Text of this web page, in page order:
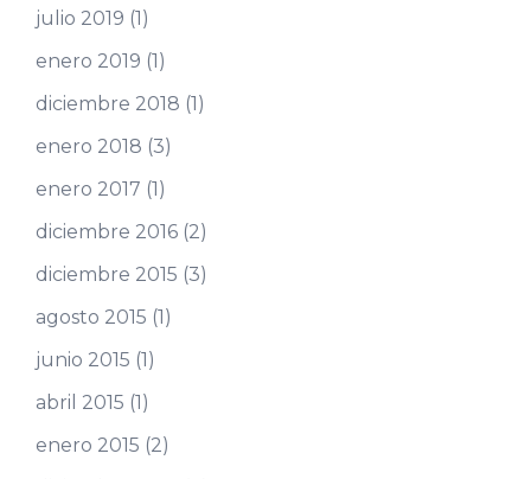
julio 2019 (1)
enero 2019 (1)
diciembre 2018 (1)
enero 2018 (3)
enero 2017 (1)
diciembre 2016 (2)
diciembre 2015 (3)
agosto 2015 (1)
junio 2015 (1)
abril 2015 (1)
enero 2015 (2)